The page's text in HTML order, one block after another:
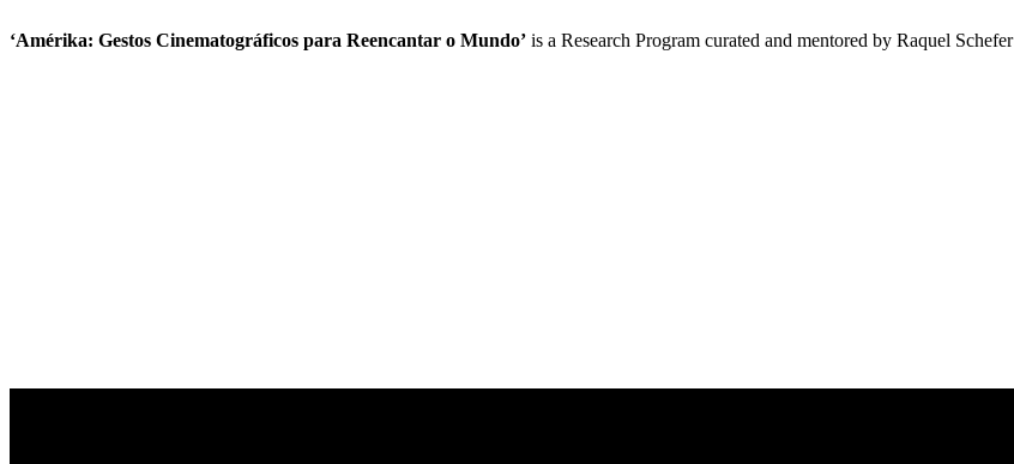
‘Amérika: Gestos Cinematográficos para Reencantar o Mundo’ is a Research Program curated and mentored by Raquel Schefer